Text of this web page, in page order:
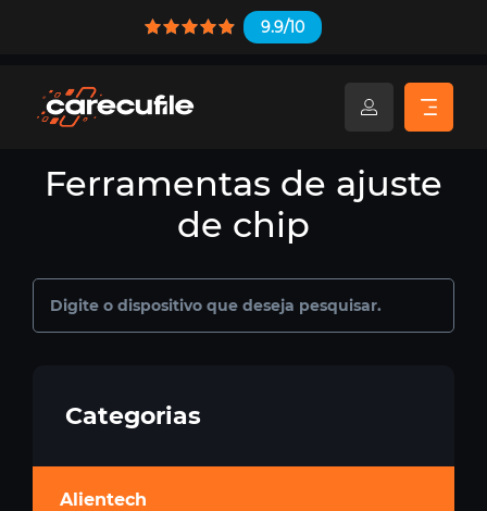
9.9/10
Ferramentas de ajuste
de chip
Categorias
Alientech